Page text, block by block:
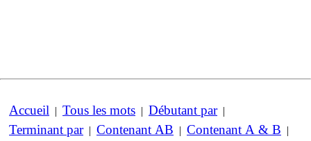
Accueil | Tous les mots | Débutant par|
Terminant par| Contenant AB | Contenant A & B |